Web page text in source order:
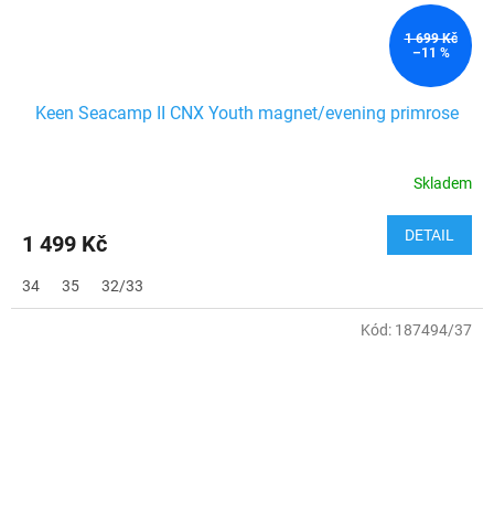
1 699 Kč
–11 %
Keen Seacamp II CNX Youth magnet/evening primrose
Skladem
1 499 Kč DETAIL
34 35 32/33
Kód: 187494/37